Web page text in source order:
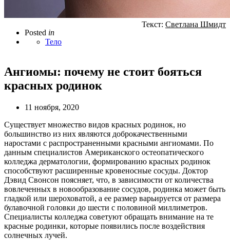
Posted in
Тело
Текст: Светлана Шмидт
Ангиомы: почему не стоит бояться
красных родинок
11 ноября, 2020
Существует множество видов красных родинок, но
большинство из них являются доброкачественными
наростами с распространенными красными ангиомами. По
данным специалистов Американского остеопатического
колледжа дерматологии, формированию красных родинок
способствуют расширенные кровеносные сосуды. Доктор
Дэвид Свонсон поясняет, что, в зависимости от количества
вовлеченных в новообразование сосудов, родинка может быть
гладкой или шероховатой, а ее размер варьируется от размера
булавочной головки до шести с половиной миллиметров.
Специалисты колледжа советуют обращать внимание на те
красные родинки, которые появились после воздействия
солнечных лучей.